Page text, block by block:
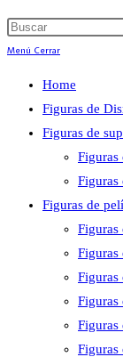
Menú Cerrar
Home
Figuras de
Figuras de
Figuras
Figuras
Figuras de
Figuras
Figuras
Figuras
Figuras
Figuras
Figuras